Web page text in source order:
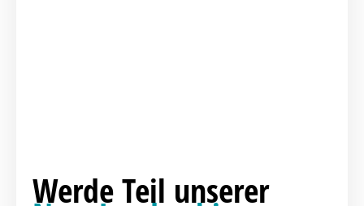
Werde Teil unserer